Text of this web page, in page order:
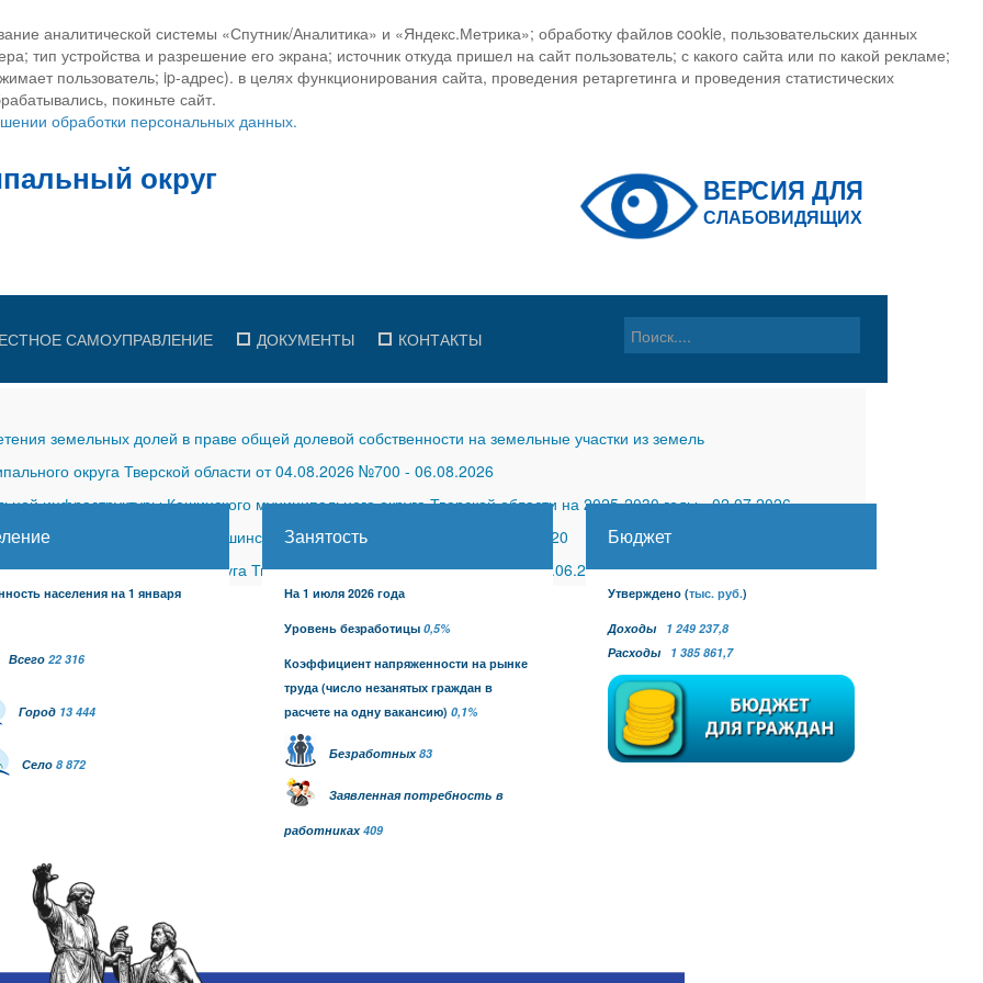
аналитической системы «Спутник/Аналитика» и «Яндекс.Метрика»; обработку файлов cookie, пользовательских данных
тип устройства и разрешение его экрана; источник откуда пришел на сайт пользователь; с какого сайта или по какой рекламе;
пользователь; ip-адрес). в целях функционирования сайта, проведения ретаргетинга и проведения статистических
покиньте сайт.
обработки персональных данных.
САМОУПРАВЛЕНИЕ ДОКУМЕНТЫ КОНТАКТЫ
земельных долей в праве общей долевой собственности на земельные участки из земель
округа Тверской области от 04.08.2026 №700 - 06.08.2026
инфраструктуры Кашинского муниципального округа Тверской области на 2025-2030 годы-02.07.2026
сельского поселения Кашинского района (с изменениями)
30.11.2020
муниципального округа Тверской области от 26.06.2026 №27-30.06.2026
населения на 1 января
Всего 22 316
Город 13 444
Село 8 872
Занятость
На 1 июля 2026 года
Уровень безработицы 0,5%
Коэффициент напряженности на рынке
труда(число незанятых граждан в
расчете на одну вакансию) 0,1%
Безработных83
Заявленная потребность в
работниках409
Бюджет
Утверждено (тыс. руб.)
Доходы 1 249 237,8
Расходы 1 385 861,7